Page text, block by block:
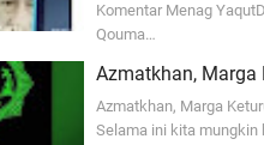
Komentar Menag
Qouma…
Azmatkhan, Marga
Azmatkhan, Marga
Selama ini kita mungkin